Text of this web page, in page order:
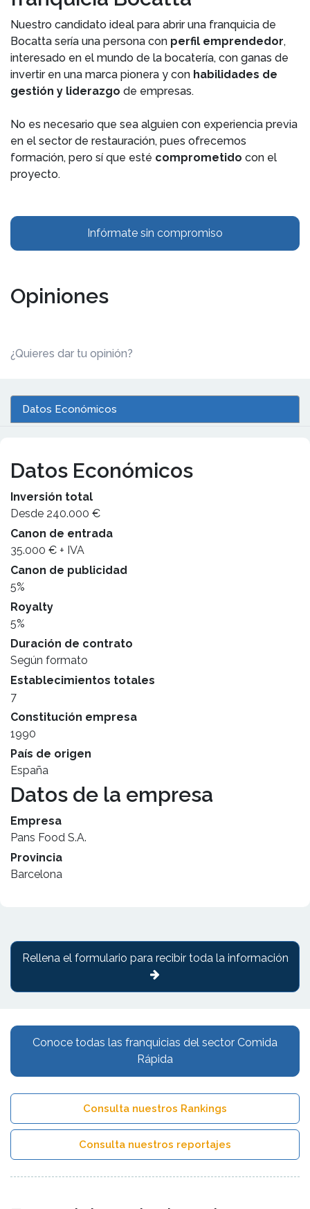
Nuestro candidato ideal para abrir una franquicia de
Bocatta sería una persona con perfil emprendedor,
interesado en el mundo de la bocatería, con ganas de
invertir en una marca pionera y con habilidades de
gestión y liderazgo de empresas.
No es necesario que sea alguien con experiencia previa
en el sector de restauración, pues ofrecemos
formación, pero sí que esté comprometido con el
proyecto.
Infórmate sin compromiso
Opiniones
¿Quieres dar tu opinión?
Datos Económicos
Datos Económicos
Inversión total
Desde 240.000 €
Canon de entrada
35.000 € + IVA
Canon de publicidad
5%
Royalty
5%
Duración de contrato
Según formato
Establecimientos totales
7
Constitución empresa
1990
País de origen
España
Datos de la empresa
Empresa
Pans Food S.A.
Provincia
Barcelona
Conoce todas las franquicias del sector Comida
Rápida
Consulta nuestros Rankings
Consulta nuestros reportajes